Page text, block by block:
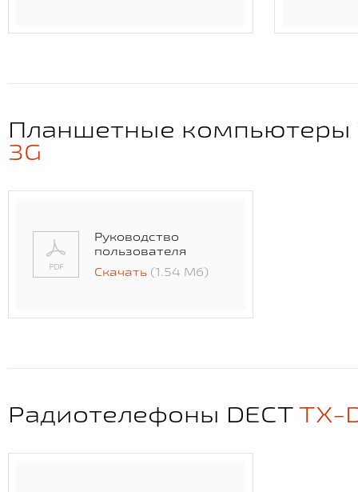
Планшетные компьютеры
3G
Руководство
пользователя
Скачать (1.54 Мб)
Радиотелефоны DECT TX-